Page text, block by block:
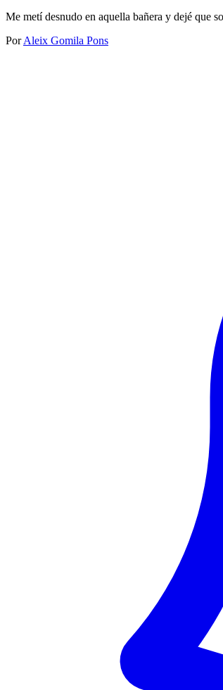
Me metí desnudo en aquella bañera y dejé que
Por Aleix Gomila Pons